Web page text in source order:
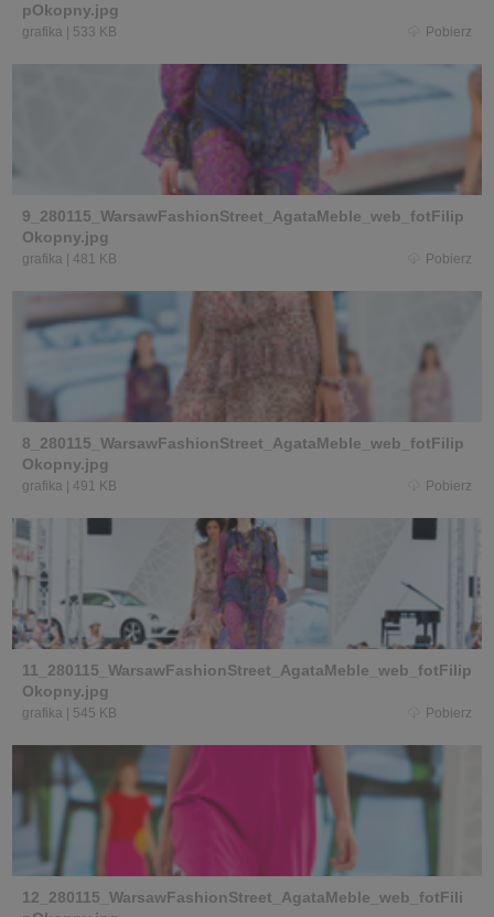
pOkopny.jpg
grafika 533 KB Pobierz
9_280115_WarsawFashionStreet_AgataMeble_web_fotFilip
Okopny.jpg
grafika 481 KB Pobierz
8_280115_WarsawFashionStreet_AgataMeble_web_fotFilip
Okopny.jpg
grafika 491 KB Pobierz
11_280115_WarsawFashionStreet_AgataMeble_web_fotFilip
Okopny.jpg
grafika 545 KB Pobierz
12_280115_WarsawFashionStreet_AgataMeble_web_fotFili